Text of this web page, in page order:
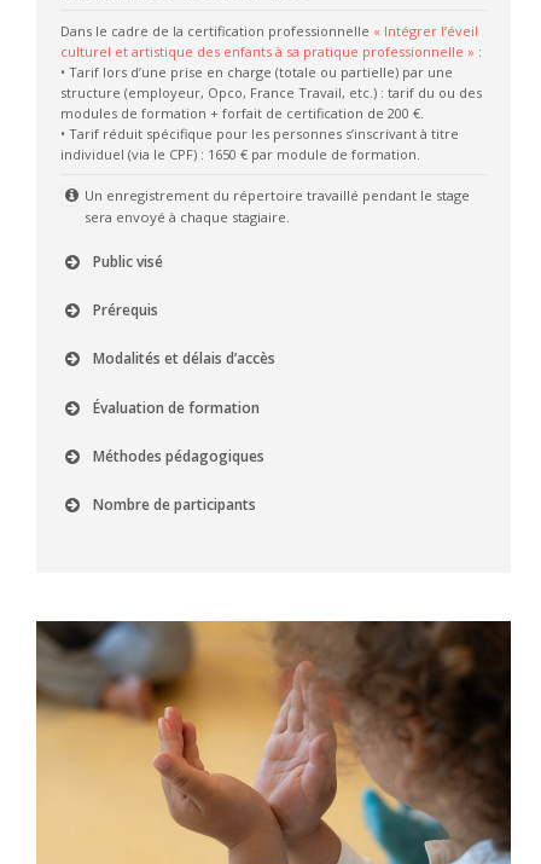
Dans le cadre de la certification professionnelle « Intégrer l’éveil
culturel et artistique des enfants à sa pratique professionnelle » :
• Tarif lors d’une prise en charge (totale ou partielle) par une
structure (employeur, Opco, France Travail, etc.) : tarif du ou des
modules de formation + forfait de certification de 200 €.
• Tarif réduit spécifique pour les personnes s’inscrivant à titre
individuel (via le CPF) : 1650 € par module de formation.
Un enregistrement du répertoire travaillé pendant le stage
sera envoyé à chaque stagiaire.
Public visé
Prérequis
Modalités et délais d’accès
Évaluation de formation
Méthodes pédagogiques
Nombre de participants